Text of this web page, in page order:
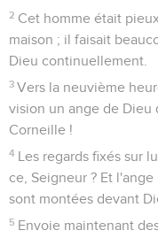
2 Cet homme était
maison ; il faisait
Dieu continuellement.
3 Vers la neuvième
vision un ange de Dieu
Corneille !
4 Les regards fixés sur
ce, Seigneur ? Et
sont montées devant
5 Envoie maintenant